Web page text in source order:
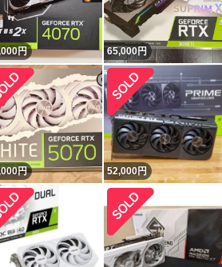
円 65,000円
円 52,000円